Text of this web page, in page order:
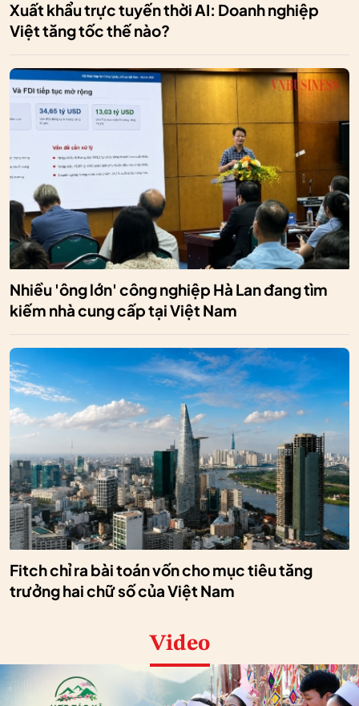
Xuất khẩu trực tuyến thời AI: Doanh nghiệp
Việt tăng tốc thế nào?
Nhiều 'ông lớn' công nghiệp Hà Lan đang tìm
kiếm nhà cung cấp tại Việt Nam
Fitch chỉ ra bài toán vốn cho mục tiêu tăng
trưởng hai chữ số của Việt Nam
Video